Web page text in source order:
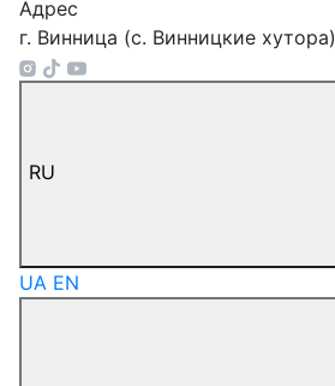
Адрес
г. Винница (с. Винницкие
RU
UA EN